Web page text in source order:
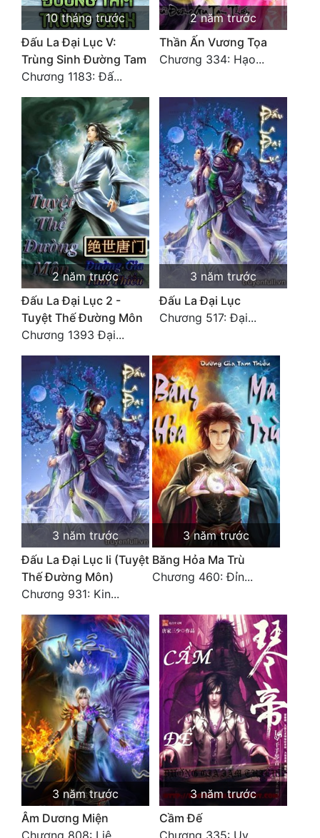
Dị Năng
Gia Đấu
Góc Nhìn Nam
Huyền Huyễn
Huyền Nghi
Huyền Ảo
Hài Hước
Hệ Thống
Học Đường
Khoa Huyễn
Khoa Huyễn Không Gian
Kiếm Hiệp
Kỳ Huyễn
Kỳ Ảo
Linh Dị
Làm Giàu
Lịch Sử
Mưu Mô
Mạt Thế
Mỹ Thực
Ngôn Tình
Ngược
Nữ Cường
Nữ Phụ
Phong Thủy - Tâm Linh
Phương Tây
Phản Phái
Quan Trường
10 tháng trước
Đấu La Đại Lục V:
Trùng Sinh Đường Tam
Chương 1183: Đấ...
2 năm trước
Thần Ấn Vương Tọa
Chương 334: Hạo...
2 năm trước
Đấu La Đại Lục 2 -
Tuyệt Thế Đường Môn
Chương 1393 Đại...
3 năm trước
Đấu La Đại Lục
Chương 517: Đại...
3 năm trước
Đấu La Đại Lục Ii (Tuyệt
Thế Đường Môn)
Chương 931: Kin...
3 năm trước
Băng Hỏa Ma Trù
Chương 460: Đỉn...
3 năm trước
Âm Dương Miện
3 năm trước
Cầm Đế